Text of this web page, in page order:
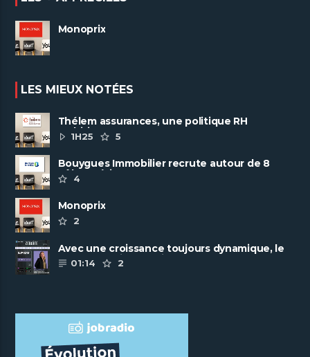
Monoprix
LES MIEUX NOTÉES
Thélem assurances, une politique RH
ambitieuse
1H25 5
Bouygues Immobilier recrute autour de 8
pôles métiers
4
Monoprix
2
Avec une croissance toujours dynamique, le
groupe Scalian continue de ......
01:14 2